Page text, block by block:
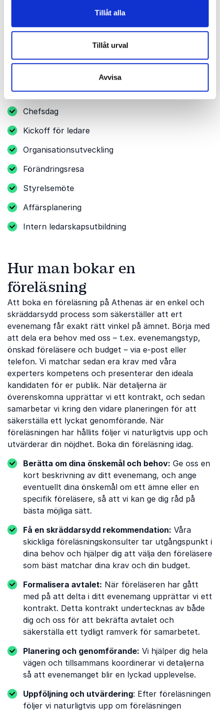
Tillåt alla
Tillåt urval
Avvisa
Andra relevanta tillfällen
Ledningsgruppsmöte
Chefsdag
Kickoff för ledare
Organisationsutveckling
Förändringsresa
Styrelsemöte
Affärsplanering
Intern ledarskapsutbildning
Hur man bokar en
föreläsning
Att boka en föreläsning på Athenas är en enkel och
skräddarsydd process som säkerställer att ert
evenemang får exakt rätt vinkel på ämnet. Börja med
att dela era behov med oss ​​– t.ex. evenemangstyp,
önskad föreläsere och budget – via e-post eller
telefon. Vi matchar sedan era krav med våra
experters kompetens och presenterar den ideala
kandidaten för er publik. När detaljerna är
överenskomna upprättar vi ett kontrakt, och sedan
samarbetar vi kring den vidare planeringen för att
säkerställa ett lyckat genomförande. När
föreläsningen har hållits följer vi naturligtvis upp och
utvärderar din nöjdhet. Boka din föreläsning idag.
Berätta om dina önskemål och behov: Ge oss en
kort beskrivning av ditt evenemang, och ange
eventuellt dina önskemål om ett ämne eller en
specifik föreläsere, så att vi kan ge dig råd på
bästa möjliga sätt.
Få en skräddarsydd rekommendation: Våra
skickliga föreläsningskonsulter tar utgångspunkt i
dina behov och hjälper dig att välja den föreläsere
som bäst matchar dina krav och din budget.
Formalisera avtalet: När föreläseren har gått
med på att delta i ditt evenemang upprättar vi ett
kontrakt. Detta kontrakt undertecknas av både
dig och oss för att bekräfta avtalet och
säkerställa ett tydligt ramverk för samarbetet.
Planering och genomförande: Vi hjälper dig hela
vägen och tillsammans koordinerar vi detaljerna
så att evenemanget blir en lyckad upplevelse.
Uppföljning och utvärdering: Efter föreläsningen
följer vi naturligtvis upp om föreläsningen